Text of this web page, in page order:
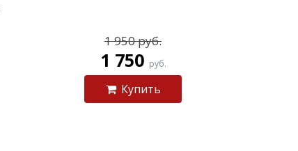
1 950 руб.
1 750 руб.
Купить